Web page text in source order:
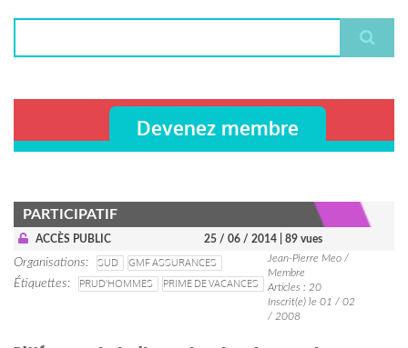
Devenez membre
PARTICIPATIF
ACCÈS PUBLIC 25 / 06 / 2014 | 89 vues
Organisations SUD
GMF ASSURANCES
Étiquettes
PRUD'HOMMES PRIME DE VACANCES
Jean-Pierre Meo /
Membre
Articles : 20
Inscrit(e) le 01 / 02
/ 2008